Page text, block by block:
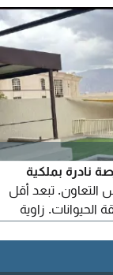
نادرة بملكية
تبعد أقل
الحيوانات. زاوية
وسخان، جلسات
وجاهزة